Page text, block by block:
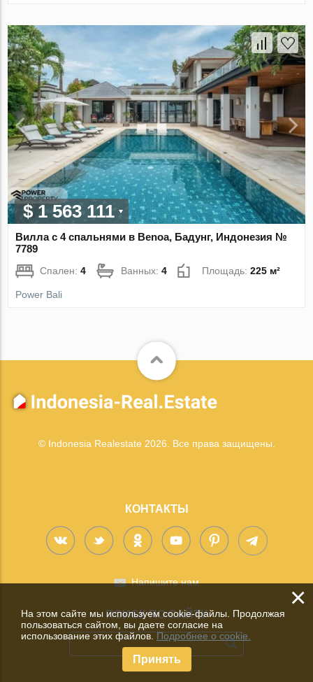
$ 1 563 111
Вилла с 4 спальнями в Benoa, Бадунг, Индонезия №
7789
Спален:4 Ванных:4 Площадь:225 м²
Power Bali
© Indonesia Realestate 2026. Все права защищены.
КОНТАКТЫ
Напишите нам
ПОИСК ПО САЙТУ
×
На этом сайте мы используем cookie-файлы. Продолжая
пользоваться сайтом, вы даете согласие на
использование этих файлов.Подробнее о cookie.
Принять